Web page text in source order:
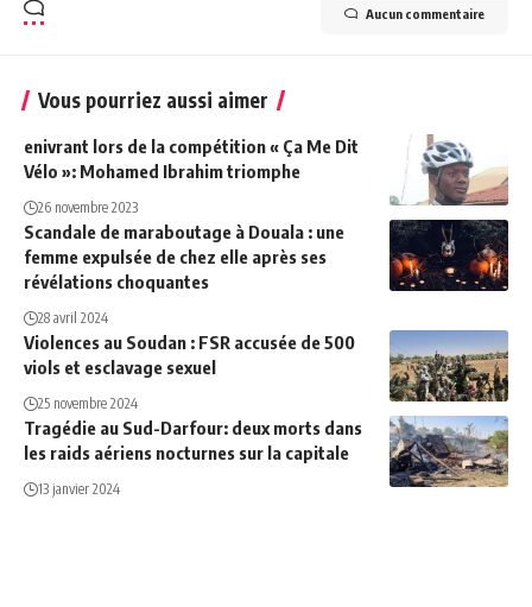
Aucun commentaire
Vous pourriez aussi aimer
enivrant lors de la compétition « Ça Me Dit
Vélo »: Mohamed Ibrahim triomphe
26 novembre 2023
Scandale de maraboutage à Douala : une
femme expulsée de chez elle après ses
révélations choquantes
28 avril 2024
Violences au Soudan : FSR accusée de 500
viols et esclavage sexuel
25 novembre 2024
Tragédie au Sud-Darfour: deux morts dans
les raids aériens nocturnes sur la capitale
13 janvier 2024